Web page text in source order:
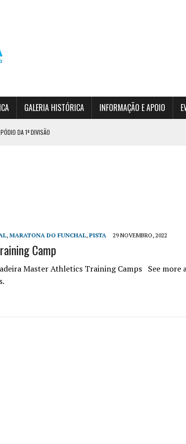
GALERIA HISTÓRICA INFORMAÇÃO E APOIO
DA 1ª DIVISÃO
, MARATONA DO FUNCHAL, PISTA 29 NOVEMBRO, 2022
Camp
Master Athletics Training Camps See more